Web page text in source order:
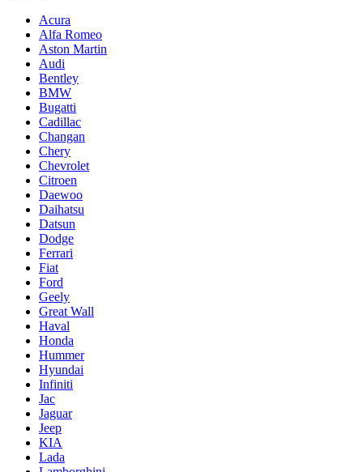
Acura
Alfa Romeo
Aston Martin
Audi
Bentley
BMW
Bugatti
Cadillac
Changan
Chery
Chevrolet
Citroen
Daewoo
Daihatsu
Datsun
Dodge
Ferrari
Fiat
Ford
Geely
Great Wall
Haval
Honda
Hummer
Hyundai
Infiniti
Jac
Jaguar
Jeep
KIA
Lada